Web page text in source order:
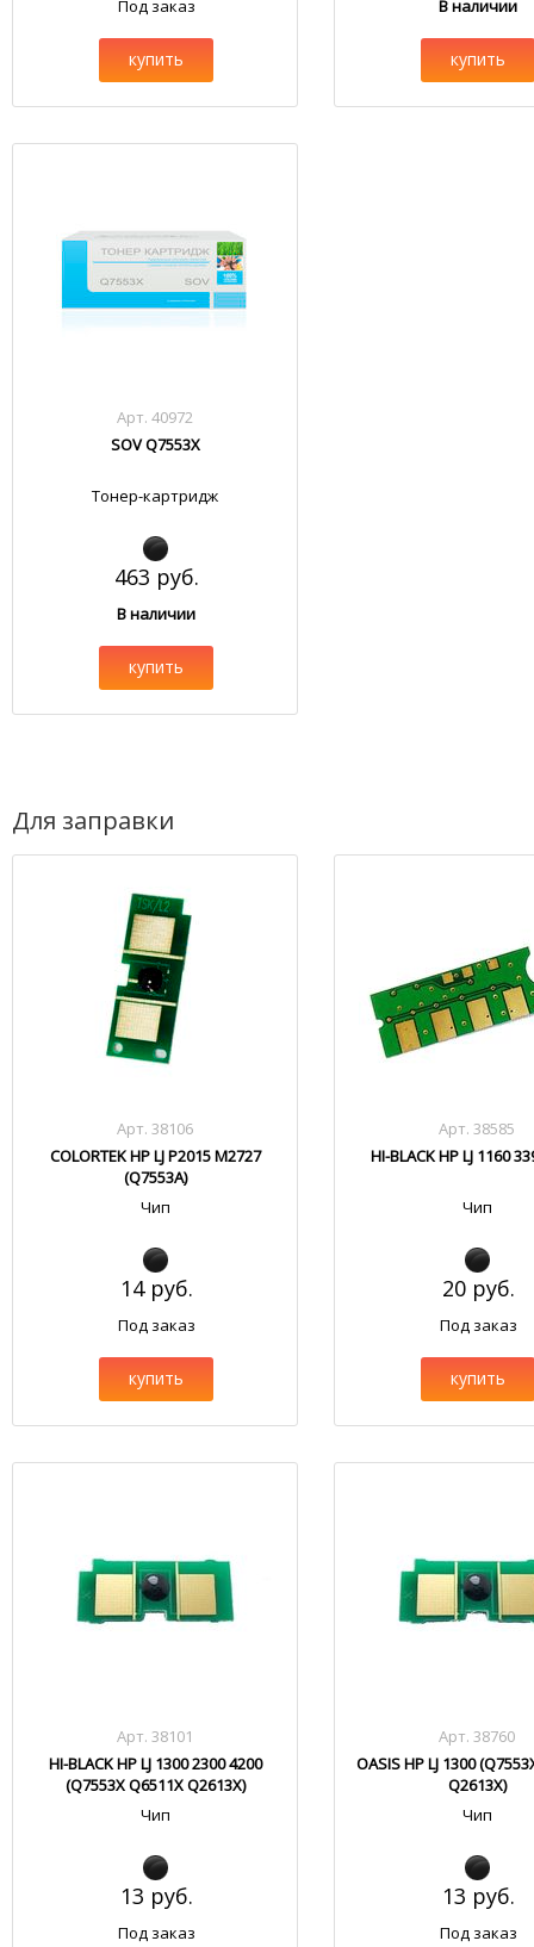
Под заказ
купить
В наличии
купить
Арт. 40972
SOV Q7553X
Тонер-картридж
463 руб.
В наличии
купить
Для заправки
Арт. 38106
COLORTEK HP LJ P2015 M2727
(Q7553A)
Чип
14 руб.
Под заказ
купить
Арт. 38585
HI-BLACK HP LJ 1160
Чип
20 руб.
Под заказ
купить
Арт. 38101
HI-BLACK HP LJ 1300 2300 4200
(Q7553X Q6511X Q2613X)
Чип
13 руб.
Под заказ
Арт. 38760
OASIS HP LJ 1300
Q2613X)
Чип
13 руб.
Под заказ